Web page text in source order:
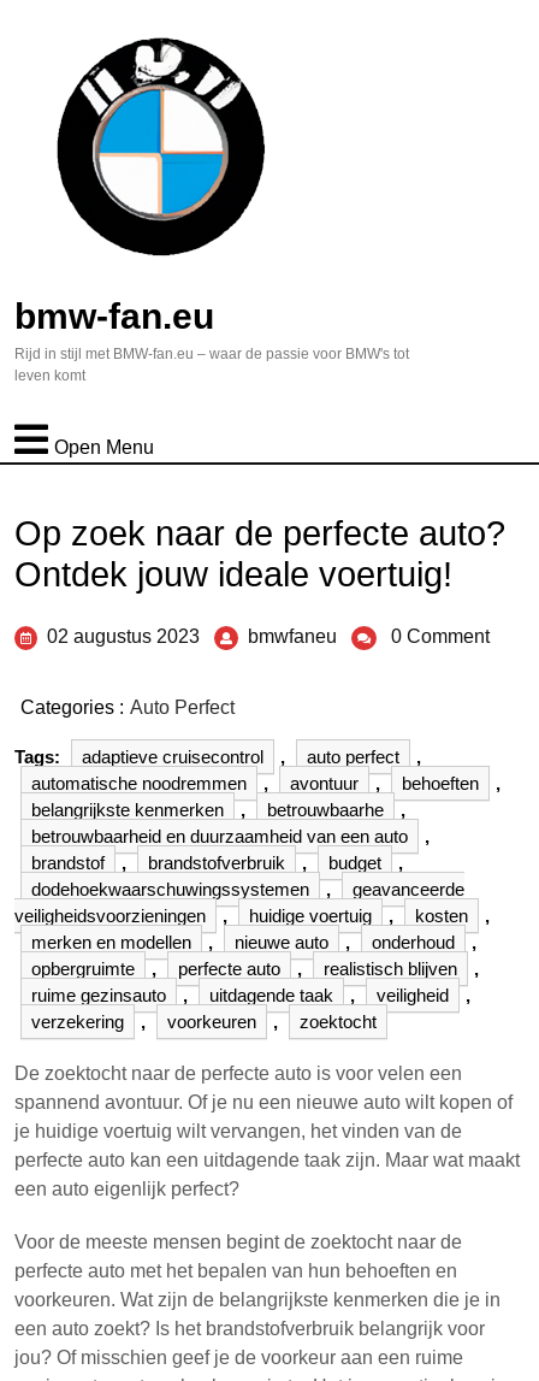
bmw-fan.eu
Rijd in stijl met BMW-fan.eu – waar de passie voor BMW's tot
leven komt
Open Menu
Op zoek naar de perfecte auto?
Ontdek jouw ideale voertuig!
02 augustus 2023 bmwfaneu 0 Comment
Categories : Auto Perfect
Tags: adaptieve cruisecontrol , auto perfect
,
automatische noodremmen
, avontuur , behoeften
,
belangrijkste kenmerken
, betrouwbaarhe
,
betrouwbaarheid en duurzaamheid van een auto
,
brandstof
, brandstofverbruik , budget
,
dodehoekwaarschuwingssystemen
,
geavanceerde
veiligheidsvoorzieningen
, huidige voertuig , kosten
,
merken en modellen
, nieuwe auto , onderhoud
,
opbergruimte
, perfecte auto , realistisch blijven
,
ruime gezinsauto
, uitdagende taak , veiligheid
,
verzekering
, voorkeuren , zoektocht
De zoektocht naar de perfecte auto is voor velen een
spannend avontuur. Of je nu een nieuwe auto wilt kopen of
je huidige voertuig wilt vervangen, het vinden van de
perfecte auto kan een uitdagende taak zijn. Maar wat maakt
een auto eigenlijk perfect?
Voor de meeste mensen begint de zoektocht naar de
perfecte auto met het bepalen van hun behoeften en
voorkeuren. Wat zijn de belangrijkste kenmerken die je in
een auto zoekt? Is het brandstofverbruik belangrijk voor
jou? Of misschien geef je de voorkeur aan een ruime